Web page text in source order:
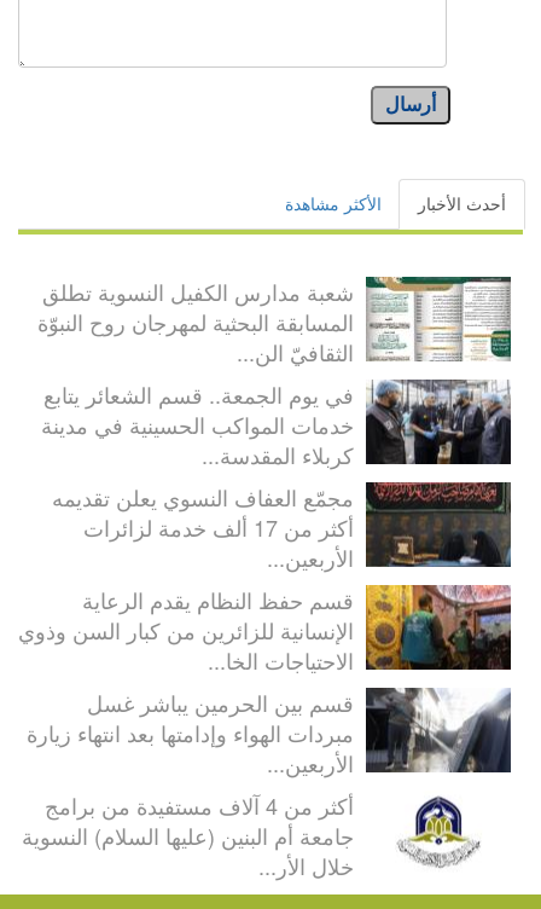
أرسال
أحدث الأخبار الأكثر مشاهدة
شعبة مدارس الكفيل النسوية تطلق
المسابقة البحثية لمهرجان روح النبوّة
الثقافيّ الن...
في يوم الجمعة.. قسم الشعائر يتابع
خدمات المواكب الحسينية في مدينة
كربلاء المقدسة...
مجمّع العفاف النسوي يعلن تقديمه
أكثر من 17 ألف خدمة لزائرات
الأربعين...
قسم حفظ النظام يقدم الرعاية
الإنسانية للزائرين من كبار السن وذوي
الاحتياجات الخا...
قسم بين الحرمين يباشر غسل
مبردات الهواء وإدامتها بعد انتهاء زيارة
الأربعين...
أكثر من 4 آلاف مستفيدة من برامج
جامعة أم البنين (عليها السلام) النسوية
خلال الأر...